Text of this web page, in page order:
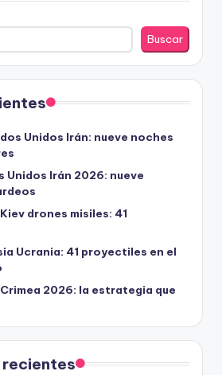
Buscar
Unidos Irán: nueve noches
Irán 2026: nueve
drones misiles: 41
Ucrania: 41 proyectiles en el
2026: la estrategia que